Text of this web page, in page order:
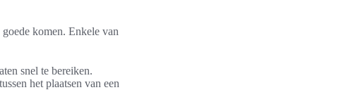
komen. Enkele van
snel te bereiken.
het plaatsen van een